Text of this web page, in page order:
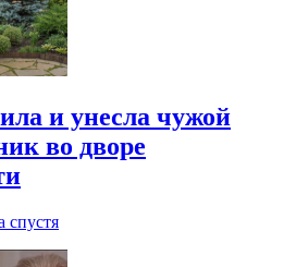
и унесла чужой
во дворе
спустя